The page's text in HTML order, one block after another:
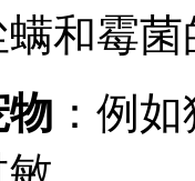
和霉
：例